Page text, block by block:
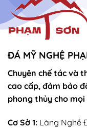
ĐÁ MỸ NGHỆ
Chuyên chế tác và
cao cấp, đảm bảo
phong thủy cho
Cơ Sở 1: Làng Nghề